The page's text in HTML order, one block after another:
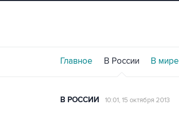
Главное В России В мире
В РОССИИ 10:01, 15 октября 2013